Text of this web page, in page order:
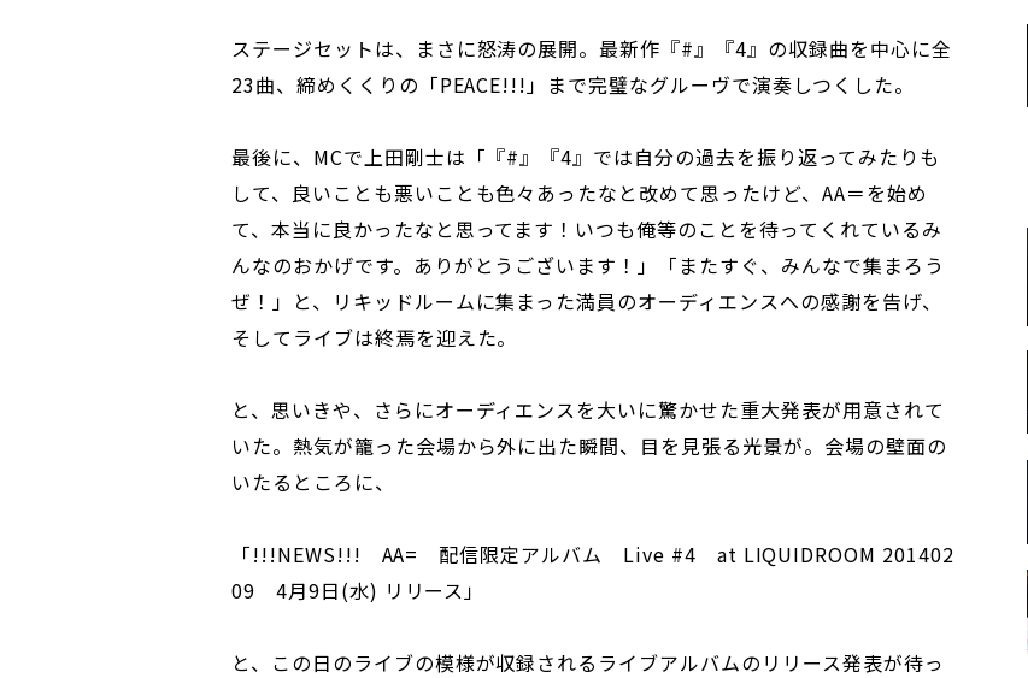
ステージセットは、まさに怒涛の展開。最新作『#』『4』の収録曲を中心に全
23曲、締めくくりの「PEACE!!!」まで完璧なグルーヴで演奏しつくした。
最後に、MCで上田剛士は「『#』『4』では自分の過去を振り返ってみたりも
して、良いことも悪いことも色々あったなと改めて思ったけど、AA＝を始め
て、本当に良かったなと思ってます！いつも俺等のことを待ってくれているみ
んなのおかげです。ありがとうございます！」「またすぐ、みんなで集まろう
ぜ！」と、リキッドルームに集まった満員のオーディエンスへの感謝を告げ、
そしてライブは終焉を迎えた。
と、思いきや、さらにオーディエンスを大いに驚かせた重大発表が用意されて
いた。熱気が籠った会場から外に出た瞬間、目を見張る光景が。会場の壁面の
いたるところに、
「!!!NEWS!!! AA= 配信限定アルバム Live #4 at LIQUIDROOM 201402
09 4月9日(水) リリース」
と、この日のライブの模様が収録されるライブアルバムのリリース発表が待っ